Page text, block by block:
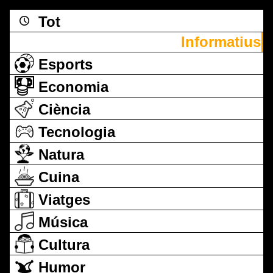
Tot
Informatius
Esports
Economia
Ciència
Tecnologia
Natura
Cuina
Viatges
Música
Cultura
Humor